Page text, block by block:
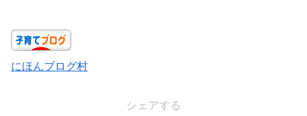
にほんブログ村
シェアする